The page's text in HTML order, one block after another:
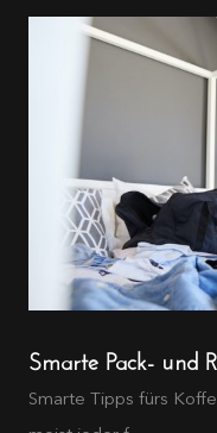
Smarte Pack- und
Smarte Tipps fürs